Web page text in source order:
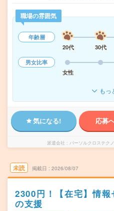
職場の雰囲気
年齢層
20代
30代
男女比率
女性
もっ
気になる! 応募
派遣会社 パーソルクロステク
未読 掲載日 2026/08/07
2300円！【在宅】情
の支援